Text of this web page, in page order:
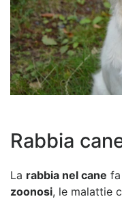
Rabbia
La rabbia nel cane
zoonosi, le malattie